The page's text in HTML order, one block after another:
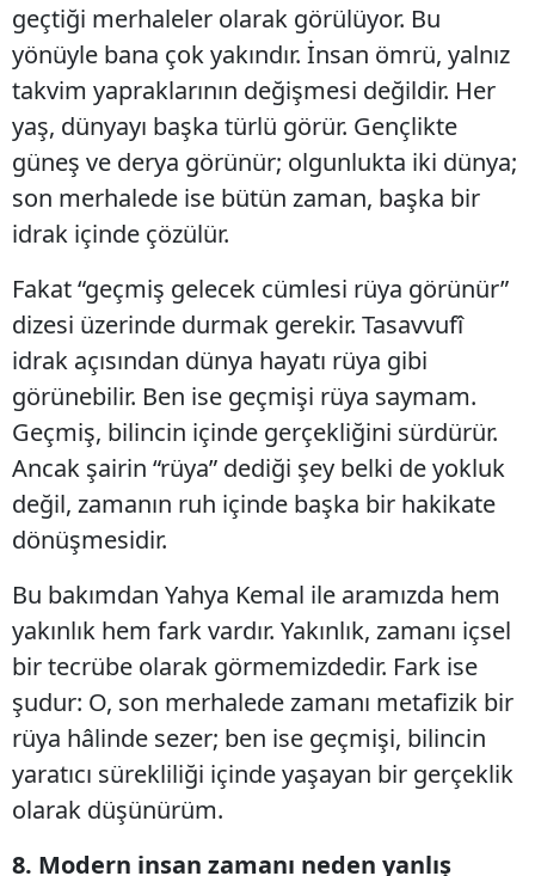
geçtiği merhaleler olarak görülüyor. Bu
yönüyle bana çok yakındır. İnsan ömrü, yalnız
takvim yapraklarının değişmesi değildir. Her
yaş, dünyayı başka türlü görür. Gençlikte
güneş ve derya görünür; olgunlukta iki dünya;
son merhalede ise bütün zaman, başka bir
idrak içinde çözülür.
Fakat “geçmiş gelecek cümlesi rüya görünür”
dizesi üzerinde durmak gerekir. Tasavvufî
idrak açısından dünya hayatı rüya gibi
görünebilir. Ben ise geçmişi rüya saymam.
Geçmiş, bilincin içinde gerçekliğini sürdürür.
Ancak şairin “rüya” dediği şey belki de yokluk
değil, zamanın ruh içinde başka bir hakikate
dönüşmesidir.
Bu bakımdan Yahya Kemal ile aramızda hem
yakınlık hem fark vardır. Yakınlık, zamanı içsel
bir tecrübe olarak görmemizdedir. Fark ise
şudur: O, son merhalede zamanı metafizik bir
rüya hâlinde sezer; ben ise geçmişi, bilincin
yaratıcı sürekliliği içinde yaşayan bir gerçeklik
olarak düşünürüm.
8. Modern insan zamanı neden yanlış